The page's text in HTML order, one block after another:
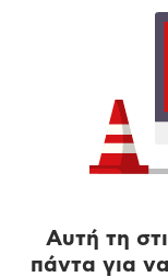
Αυτή τη
πάντα για